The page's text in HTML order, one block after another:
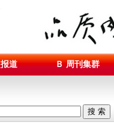
道 Ｂ 周刊集群
搜 索